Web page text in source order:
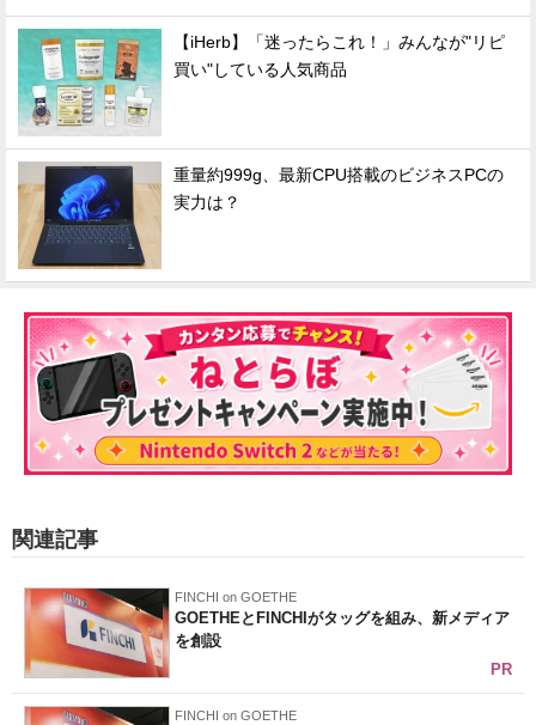
【iHerb】「迷ったらこれ！」みんなが"リピ
買い"している人気商品
重量約999g、最新CPU搭載のビジネスPCの
実力は？
関連記事
FINCHI on GOETHE
GOETHEとFINCHIがタッグを組み、新メディア
を創設
PR
FINCHI on GOETHE